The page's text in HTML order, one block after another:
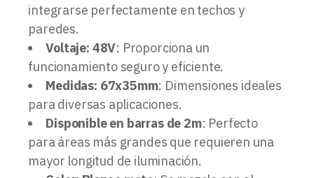
integrarse perfectamente en techos y
paredes.
Voltaje: 48V: Proporciona un
funcionamiento seguro y eficiente.
Medidas: 67x35mm: Dimensiones ideales
para diversas aplicaciones.
Disponible en barras de 2m: Perfecto
para áreas más grandes que requieren una
mayor longitud de iluminación.